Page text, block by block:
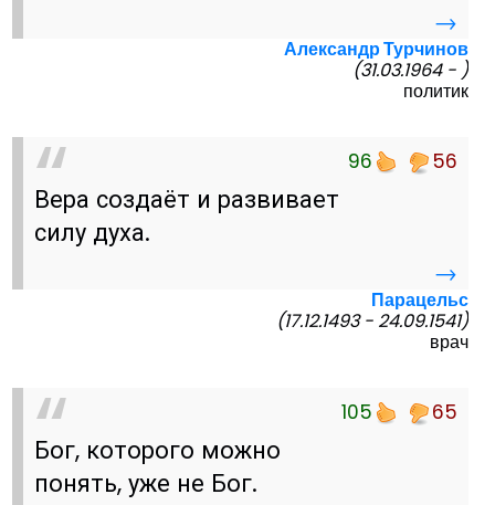
→
Александр Турчинов
(31.03.1964 - )
политик
96 56
Вера создаёт и развивает
силу духа.
→
Парацельс
(17.12.1493 - 24.09.1541)
врач
105 65
Бог, которого можно
понять, уже не Бог.